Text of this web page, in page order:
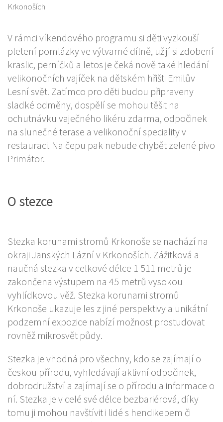
V rámci víkendového programu si děti vyzkouší
pletení pomlázky ve výtvarné dílně, užijí si zdobení
kraslic, perníčků a letos je čeká nově také hledání
velikonočních vajíček na dětském hřišti Emilův
Lesní svět. Zatímco pro děti budou připraveny
sladké odměny, dospělí se mohou těšit na
ochutnávku vaječného likéru zdarma, odpočinek
na slunečné terase a velikonoční speciality v
restauraci. Na čepu pak nebude chybět zelené pivo
Primátor.
O stezce
Stezka korunami stromů Krkonoše se nachází na
okraji Janských Lázní v Krkonoších. Zážitková a
naučná stezka v celkové délce 1 511 metrů je
zakončena výstupem na 45 metrů vysokou
vyhlídkovou věž. Stezka korunami stromů
Krkonoše ukazuje les z jiné perspektivy a unikátní
podzemní expozice nabízí možnost prostudovat
rovněž mikrosvět půdy.
Stezka je vhodná pro všechny, kdo se zajímají o
českou přírodu, vyhledávají aktivní odpočinek,
dobrodružství a zajímají se o přírodu a informace o
ní. Stezka je v celé své délce bezbariérová, díky
tomu ji mohou navštívit i lidé s hendikepem či